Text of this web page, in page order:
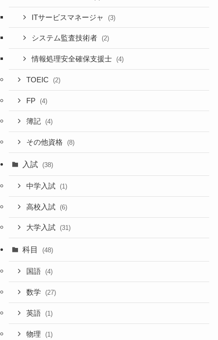
ITサービスマネージャ (3)
システム監査技術者 (2)
情報処理安全確保支援士 (4)
TOEIC (2)
FP (4)
簿記 (4)
その他資格 (8)
入試 (38)
中学入試 (1)
高校入試 (6)
大学入試 (31)
科目 (48)
国語 (4)
数学 (27)
英語 (1)
物理 (1)